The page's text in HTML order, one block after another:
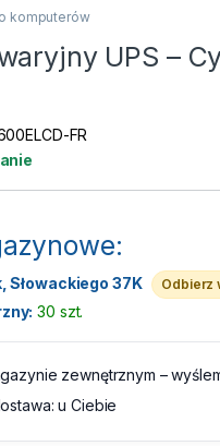
komputerów
UPS –
FR
Słowackiego 37K Odbierz
30 szt.
zewnętrznym –
u Ciebie